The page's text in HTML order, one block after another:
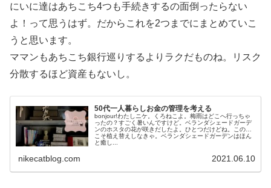
にいに達はあちこち4つも手続きするの面倒ったらない
よ！って思うはず。だからこれを2つまでにまとめていこ
うと思います。
ママンもあちこち銀行巡りするよりラクだものね。リスク
分散するほど資産もないし。
50代一人暮らしお金の管理を考える
bonjour!わたしニケ。くろねこよ。梅雨はどこへ行っちゃ
ったの？すごく暑いんですけど。ベランダシェードガーデ
ンのホスタの花が咲きだしたよ。ひとつだけどね。この秋
こそ植え替えしなきゃ。ベランダシェードガーデンはほん
と癒し...
nikecatblog.com 2021.06.10